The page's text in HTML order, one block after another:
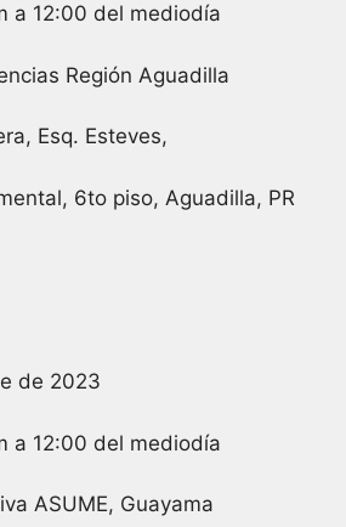
a 12:00 del mediodía
Región Aguadilla
Esq. Esteves,
6to piso, Aguadilla, PR
de 2023
a 12:00 del mediodía
ASUME, Guayama